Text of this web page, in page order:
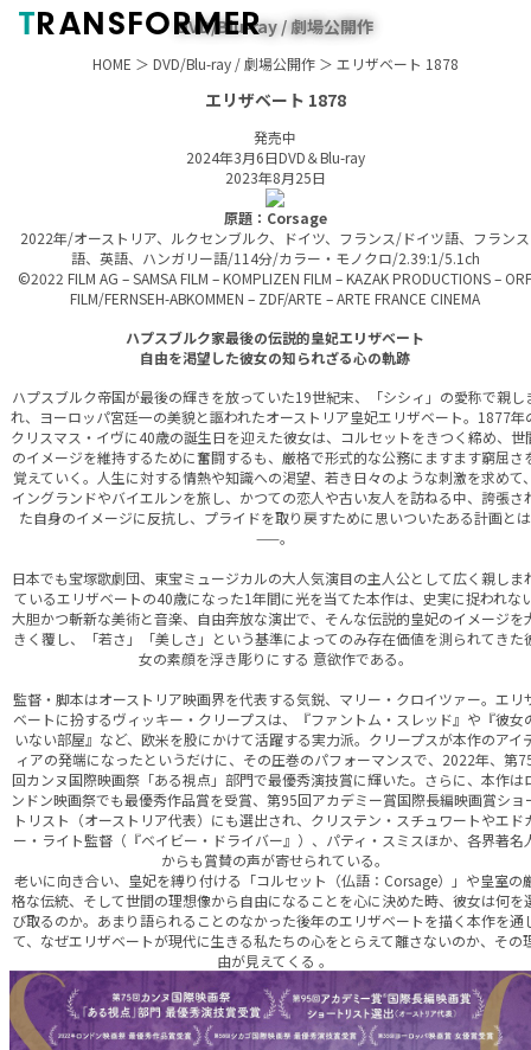
TRANSFORMERDVD/Blu-ray / 劇場公開作
HOME ＞ DVD/Blu-ray/劇場公開作＞ エリザベート 1878
エリザベート 1878
発売中
2024年3月6日DVD＆Blu-ray
2023年8月25日
原題：Corsage
2022年/オーストリア、ルクセンブルク、ドイツ、フランス/ドイツ語、フランス
語、英語、ハンガリー語/114分/カラー・モノクロ/2.39:1/5.1ch
©2022 FILM AG – SAMSA FILM – KOMPLIZEN FILM – KAZAK PRODUCTIONS – ORF
FILM/FERNSEH-ABKOMMEN – ZDF/ARTE – ARTE FRANCE CINEMA
ハプスブルク家最後の伝説的皇妃エリザベート
自由を渇望した彼女の知られざる心の軌跡
ハプスブルク帝国が最後の輝きを放っていた19世紀末、「シシィ」の愛称で親し
れ、ヨーロッパ宮廷一の美貌と謳われたオーストリア皇妃エリザベート。1877年
クリスマス・イヴに40歳の誕生日を迎えた彼女は、コルセットをきつく締め、世
のイメージを維持するために奮闘するも、厳格で形式的な公務にますます窮屈さ
覚えていく。人生に対する情熱や知識への渇望、若き日々のような刺激を求めて
イングランドやバイエルンを旅し、かつての恋人や古い友人を訪ねる中、誇張さ
た自身のイメージに反抗し、プライドを取り戻すために思いついたある計画とは
——。
日本でも宝塚歌劇団、東宝ミュージカルの大人気演目の主人公として広く親しま
ているエリザベートの40歳になった1年間に光を当てた本作は、史実に捉われな
大胆かつ斬新な美術と音楽、自由奔放な演出で、そんな伝説的皇妃のイメージを
きく覆し、「若さ」「美しさ」という基準によってのみ存在価値を測られてきた
女の素顔を浮き彫りにする 意欲作である。
監督・脚本はオーストリア映画界を代表する気鋭、マリー・クロイツァー。エリ
ベートに扮するヴィッキー・クリープスは、『ファントム・スレッド』や『彼女
いない部屋』など、欧米を股にかけて活躍する実力派。クリープスが本作のアイ
ィアの発端になったというだけに、その圧巻のパフォーマンスで、2022年、第
回カンヌ国際映画祭「ある視点」部門で最優秀演技賞に輝いた。さらに、本作は
ンドン映画祭でも最優秀作品賞を受賞、第95回アカデミー賞国際長編映画賞ショ
トリスト（オーストリア代表）にも選出され、クリステン・スチュワートやエド
ー・ライト監督（『ベイビー・ドライバー』）、パティ・スミスほか、各界著名
からも賞賛の声が寄せられている。
老いに向き合い、皇妃を縛り付ける「コルセット（仏語：Corsage）」や皇室の
格な伝統、そして世間の理想像から自由になることを心に決めた時、彼女は何を
び取るのか。あまり語られることのなかった後年のエリザベートを描く本作を通
て、なぜエリザベートが現代に生きる私たちの心をとらえて離さないのか、その
由が見えてくる 。